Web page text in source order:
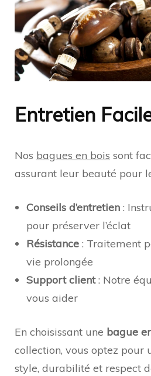
Entretien
Nos bagues en bois sont
assurant leur beauté pour
Conseils d’entretien :
pour préserver l’éclat
Résistance : Traitement
vie prolongée
Support client: Notre
vous aider
En choisissant une bague
collection, vous optez pour
style, durabilité et respect